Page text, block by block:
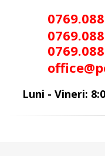
0
0
Luni - Vineri: